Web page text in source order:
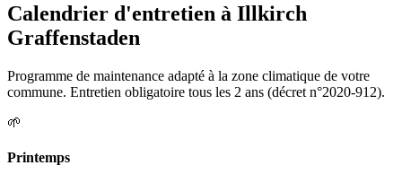
Calendrier d'entretien à Illkirch
Graffenstaden
Programme de maintenance adapté à la zone climatique de votre
commune. Entretien obligatoire tous les 2 ans (décret n°2020-912).
🌱
Printemps